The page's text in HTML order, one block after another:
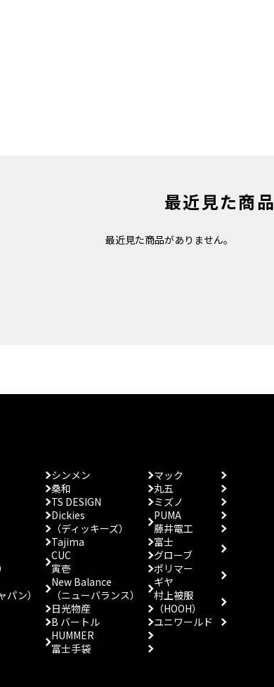
最近見た商品
最近見た商品がありません。
パン）
シンメン
桑和
TS DESIGN
Dickies
（ディッキーズ）
Tajima
CUC
寅壱
New Balance
（ニューバランス）
日光物産
B バートル
HUMMER
富士手袋
マック
丸五
ミズノ
PUMA
藤井電工
富士
グローブ
ポリマー
ギヤ
村上被服
（HOOH）
ユニワールド